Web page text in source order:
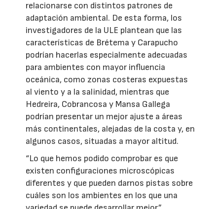
relacionarse con distintos patrones de
adaptación ambiental. De esta forma, los
investigadores de la ULE plantean que las
características de Brétema y Carapucho
podrían hacerlas especialmente adecuadas
para ambientes con mayor influencia
oceánica, como zonas costeras expuestas
al viento y a la salinidad, mientras que
Hedreira, Cobrancosa y Mansa Gallega
podrían presentar un mejor ajuste a áreas
más continentales, alejadas de la costa y, en
algunos casos, situadas a mayor altitud.
“Lo que hemos podido comprobar es que
existen configuraciones microscópicas
diferentes y que pueden darnos pistas sobre
cuáles son los ambientes en los que una